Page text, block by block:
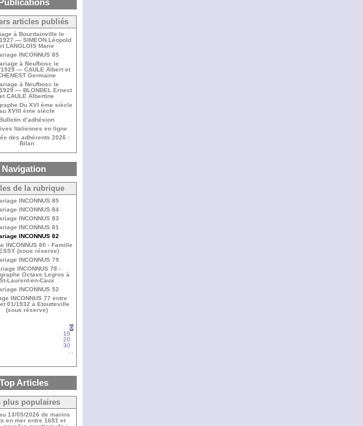
articles publiés
à Bourdainville le
— SIMEON Léopold
LANGLOIS Marie
INCONNUS 85
à Neufbosc le
— CAULE Albert et
Germaine
à Neufbosc le
— BLONDEL Ernest
CAULE Albertine
Du XVI ème siècle
XVIII ème siècle
d’adhésion
Italiennes en ligne
des adhérents 2026 :
Bilan
Navigation
de la rubrique
INCONNUS 85
INCONNUS 84
INCONNUS 83
INCONNUS 81
INCONNUS 82
INCONNUS 80 - Famille
(sous réserve)
INCONNUS 79
INCONNUS 78 -
Octave Legros à
Laurent-en-Caux
INCONNUS 52
INCONNUS 77 entre
01/1932 à Etoutteville
(sous réserve)
0
10
20
30
Articles
plus populaires
13/05/2026 de marins
en mer entre 1691 et